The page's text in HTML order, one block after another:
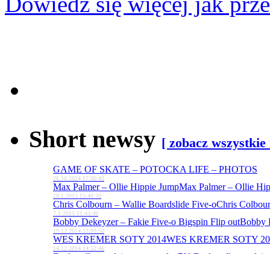
Short newsy [ zobacz wszystkie
GAME OF SKATE – POTOCKA LIFE – PHOTOS
26.10.2024 17:00:43
Max Palmer – Ollie Hippie JumpMax Palmer – Ollie
18.1.2015 15:48:50
Chris Colbourn – Wallie Boardslide Five-oChris
7.1.2015 11:43:49
Bobby Dekeyzer – Fakie Five-o Bigspin Flip outBobby
19.12.2014 13:09:50
WES KREMER SOTY 2014WES KREMER SOTY
14.12.2014 14:52:46